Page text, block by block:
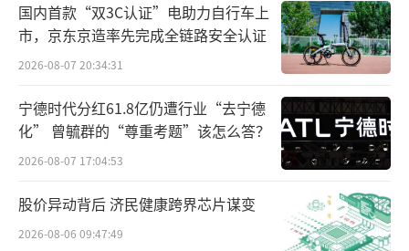
随着美国大选尘埃落定，国内高校、券
商、智库等机构，纷纷预测未来四年美国白宫
其中，对于中国食品企业出海影响几何也
国内首款“双3C认证”电助力自行车上
市，京东京造率先完成全链路安全认证
2026-08-07 20:34:31
宁德时代分红61.8亿仍遭行业“去宁德
化” 曾毓群的“尊重考题”该怎么答？
2026-08-07 17:04:53
股价异动背后 济民健康跨界芯片谋变
2026-08-06 09:47:49